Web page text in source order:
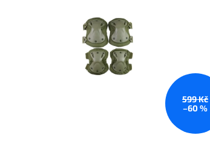
hvězdiček.
599 Kč
–60 %